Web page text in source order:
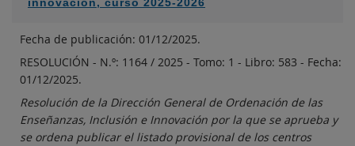
Fecha de publicación: 01/12/2025.
RESOLUCIÓN - N.º: 1164 / 2025 - Tomo: 1 - Libro: 583 - Fecha:
01/12/2025.
Resolución de la Dirección General de Ordenación de las
Enseñanzas, Inclusión e Innovación por la que se aprueba y
se ordena publicar el listado provisional de los centros